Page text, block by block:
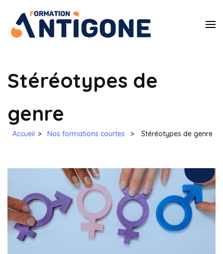
Antigone
Egalité des droits
Stéréotypes de
genre
Accueil > Nos formations courtes > Stéréotypes de genre